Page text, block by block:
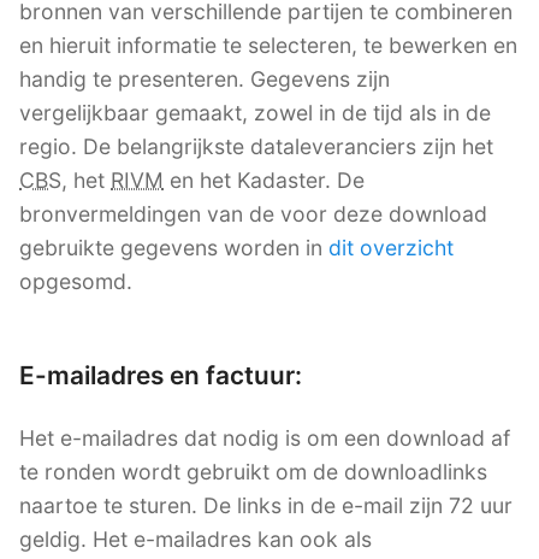
bronnen van verschillende partijen te combineren
en hieruit informatie te selecteren, te bewerken en
handig te presenteren. Gegevens zijn
vergelijkbaar gemaakt, zowel in de tijd als in de
regio. De belangrijkste dataleveranciers zijn het
CBS, het RIVM en het Kadaster. De
bronvermeldingen van de voor deze download
gebruikte gegevens worden in dit overzicht
opgesomd.
E-mailadres en factuur:
Het e-mailadres dat nodig is om een download af
te ronden wordt gebruikt om de downloadlinks
naartoe te sturen. De links in de e-mail zijn 72 uur
geldig. Het e-mailadres kan ook als